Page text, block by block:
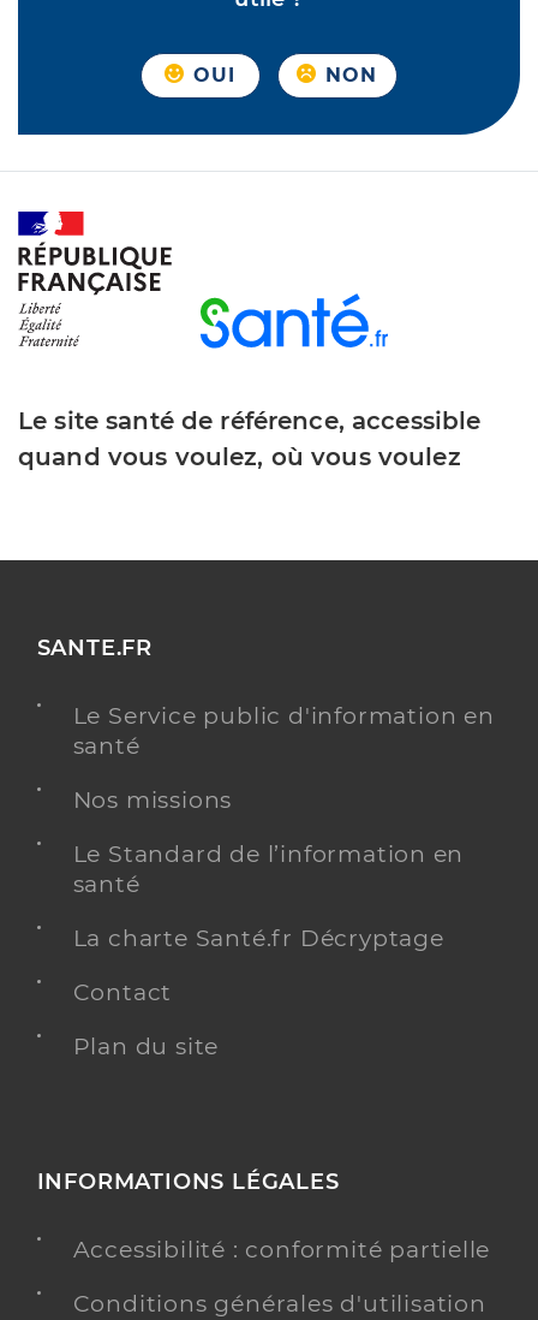
OUI NON
Le site santé de référence, accessible
quand vous voulez, où vous voulez
SANTE.FR
Le Service public d'information en
santé
Nos missions
Le Standard de l’information en
santé
La charte Santé.fr Décryptage
Contact
Plan du site
INFORMATIONS LÉGALES
Accessibilité : conformité partielle
Conditions générales d'utilisation